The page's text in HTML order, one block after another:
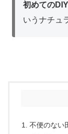
初めての
いうナチュ
不便のない